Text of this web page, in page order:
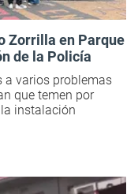
Zorrilla en Parque
de la Policía
a varios problemas
que temen por
instalación